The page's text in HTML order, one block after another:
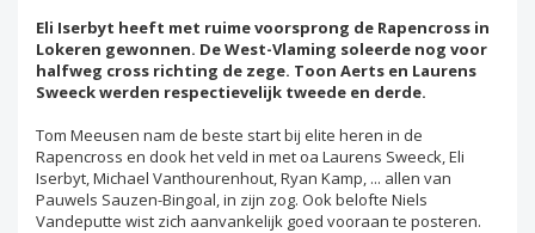
Eli Iserbyt heeft met ruime voorsprong de Rapencross in
Lokeren gewonnen. De West-Vlaming soleerde nog voor
halfweg cross richting de zege. Toon Aerts en Laurens
Sweeck werden respectievelijk tweede en derde.
Tom Meeusen nam de beste start bij elite heren in de
Rapencross en dook het veld in met oa Laurens Sweeck, Eli
Iserbyt, Michael Vanthourenhout, Ryan Kamp, ... allen van
Pauwels Sauzen-Bingoal, in zijn zog. Ook belofte Niels
Vandeputte wist zich aanvankelijk goed vooraan te posteren.